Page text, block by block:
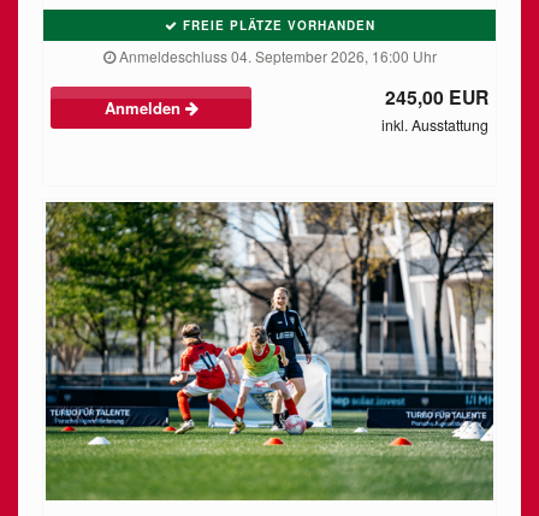
FREIE PLÄTZE VORHANDEN
Anmeldeschluss 04. September 2026, 16:00 Uhr
Anmelden 245,00 EUR
inkl. Ausstattung